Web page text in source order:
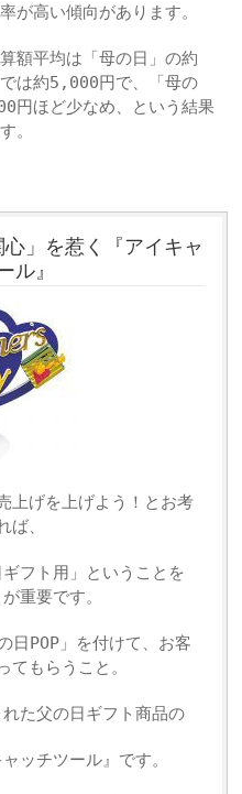
が高い傾向があります。
額平均は「母の日」の約
は約5,000円で、「母の
円ほど少なめ、という結果
。
」を惹く『アイキャ
ル』
上げを上げよう！とお考
ば、
フト用」ということを
重要です。
日POP」を付けて、お客
てもらうこと。
た父の日ギフト商品の
ッチツール』です。